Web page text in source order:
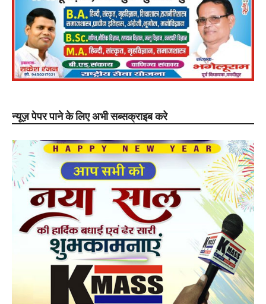
न्यूज़ पेपर पाने के लिए अभी सब्सक्राइब करे